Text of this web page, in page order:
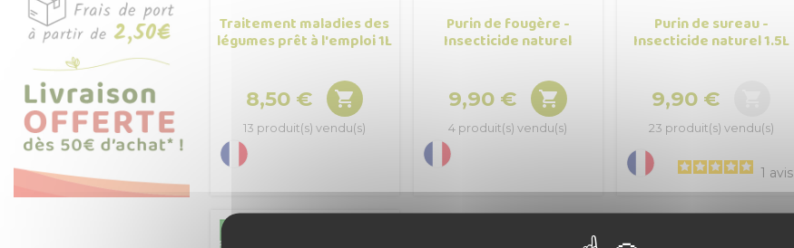
Traitement maladies des
légumes prêt à l'emploi 1L
Prix
8,50 € 
13 produit(s) vendu(s)
Purin de fougère -
Insecticide naturel
Prix
9,90 € 
4 produit(s) vendu(s)
Purin de sureau -
Insecticide naturel 1.5L
Prix
9,90 €
23 produit(s) vendu(s)
1 avis